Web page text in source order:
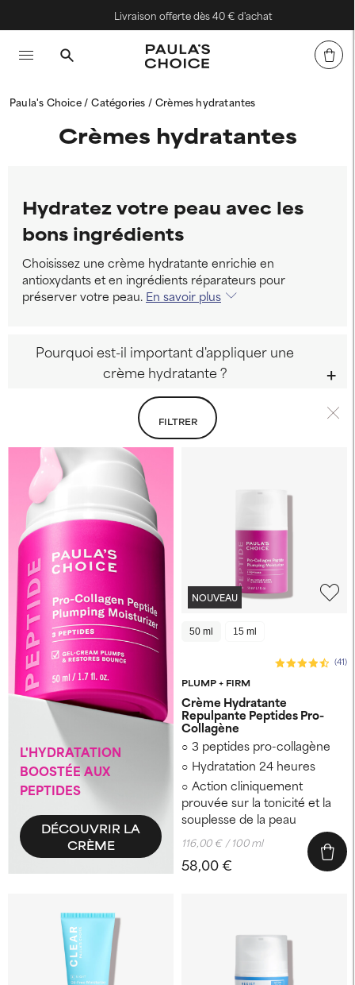
Livraison offerte dès 40 € d'achat
Paula's Choice Catégories Crèmes hydratantes
Crèmes hydratantes
Hydratez votre peau avec les
bons ingrédients
Choisissez une crème hydratante enrichie en
antioxydants et en ingrédients réparateurs pour
préserver votre peau. En savoir plus
Pourquoi est-il important d'appliquer une
crème hydratante ?
FILTRER
L'HYDRATATION
BOOSTÉE AUX
PEPTIDES
DÉCOUVRIR LA
CRÈME
NOUVEAU
50 ml 15 ml
PLUMP + FIRM
(41)
Crème Hydratante
Repulpante Peptides Pro-
Collagène
3 peptides pro-collagène
Hydratation 24 heures
Action cliniquement
prouvée sur la tonicité et la
souplesse de la peau
58,00 €
116,00 € / 100 ml